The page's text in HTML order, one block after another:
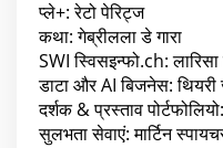
प्ले+: रेटो पेरिट्ज
कथा: गेब्रीलला डे गारा
SWI स्विसइन्फो.ch: लारिसा
डाटा और AI बिजनेस:
दर्शक & प्रस्ताव
सुलभता सेवाएं: मार्टिन